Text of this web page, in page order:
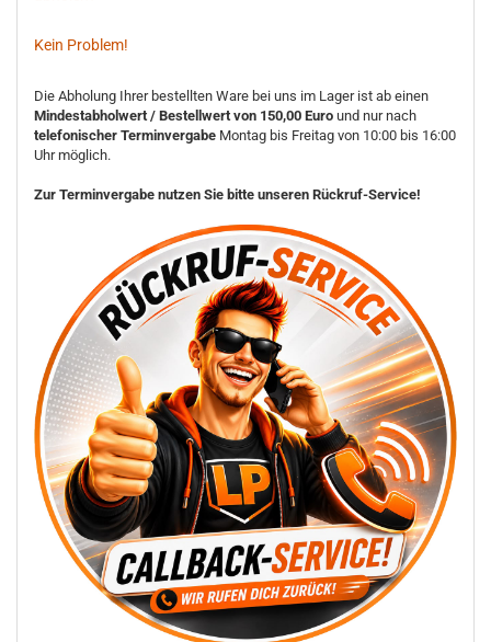
Kein Problem!
Die Abholung Ihrer bestellten Ware bei uns im Lager ist ab einen
Mindestabholwert / Bestellwert von 150,00 Euro und nur nach
telefonischer Terminvergabe Montag bis Freitag von 10:00 bis 16:00
Uhr möglich.
Zur Terminvergabe nutzen Sie bitte unseren Rückruf-Service!